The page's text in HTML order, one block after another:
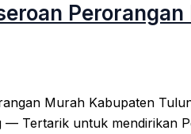
Murah Kabupaten
— Tertarik untuk mendirikan